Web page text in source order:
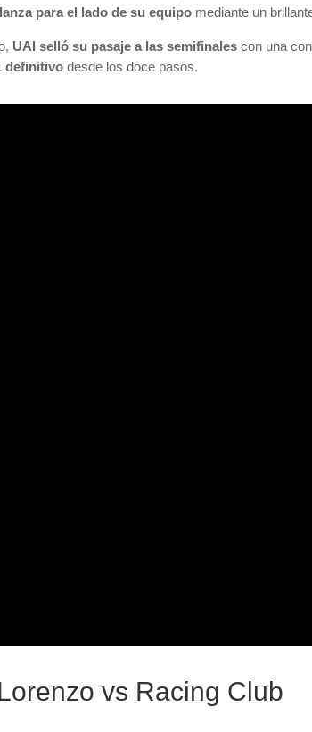
para el lado de su equipo mediante un
UAI selló su pasaje a las semifinales con una
definitivo desde los doce pasos.
vs Racing Club